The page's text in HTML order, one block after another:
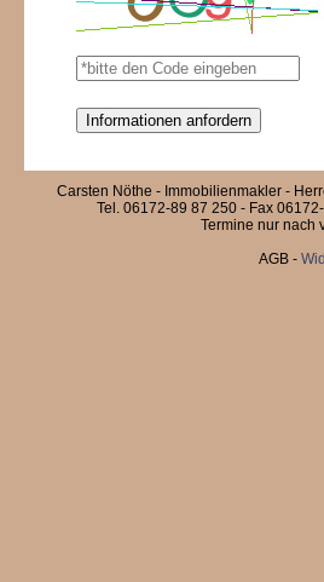
Carsten Nöthe - Immobilienmakler -
Tel. 06172-89 87 250 - Fax
Termine nur nach
AGB -